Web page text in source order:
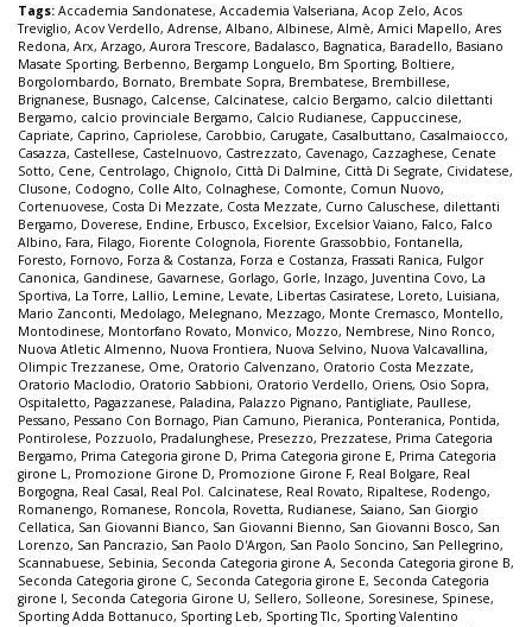
Tags: Accademia Sandonatese, Accademia Valseriana, Acop Zelo, Acos
Treviglio, Acov Verdello, Adrense, Albano, Albinese, Almè, Amici Mapello, Ares
Redona, Arx, Arzago, Aurora Trescore, Badalasco, Bagnatica, Baradello, Basiano
Masate Sporting, Berbenno, Bergamp Longuelo, Bm Sporting, Boltiere,
Borgolombardo, Bornato, Brembate Sopra, Brembatese, Brembillese,
Brignanese, Busnago, Calcense, Calcinatese, calcio Bergamo, calcio dilettanti
Bergamo, calcio provinciale Bergamo, Calcio Rudianese, Cappuccinese,
Capriate, Caprino, Capriolese, Carobbio, Carugate, Casalbuttano, Casalmaiocco,
Casazza, Castellese, Castelnuovo, Castrezzato, Cavenago, Cazzaghese, Cenate
Sotto, Cene, Centrolago, Chignolo, Città Di Dalmine, Città Di Segrate, Cividatese,
Clusone, Codogno, Colle Alto, Colnaghese, Comonte, Comun Nuovo,
Cortenuovese, Costa Di Mezzate, Costa Mezzate, Curno Caluschese, dilettanti
Bergamo, Doverese, Endine, Erbusco, Excelsior, Excelsior Vaiano, Falco, Falco
Albino, Fara, Filago, Fiorente Colognola, Fiorente Grassobbio, Fontanella,
Foresto, Fornovo, Forza & Costanza, Forza e Costanza, Frassati Ranica, Fulgor
Canonica, Gandinese, Gavarnese, Gorlago, Gorle, Inzago, Juventina Covo, La
Sportiva, La Torre, Lallio, Lemine, Levate, Libertas Casiratese, Loreto, Luisiana,
Mario Zanconti, Medolago, Melegnano, Mezzago, Monte Cremasco, Montello,
Montodinese, Montorfano Rovato, Monvico, Mozzo, Nembrese, Nino Ronco,
Nuova Atletic Almenno, Nuova Frontiera, Nuova Selvino, Nuova Valcavallina,
Olimpic Trezzanese, Ome, Oratorio Calvenzano, Oratorio Costa Mezzate,
Oratorio Maclodio, Oratorio Sabbioni, Oratorio Verdello, Oriens, Osio Sopra,
Ospitaletto, Pagazzanese, Paladina, Palazzo Pignano, Pantigliate, Paullese,
Pessano, Pessano Con Bornago, Pian Camuno, Pieranica, Ponteranica, Pontida,
Pontirolese, Pozzuolo, Pradalunghese, Presezzo, Prezzatese, Prima Categoria
Bergamo, Prima Categoria girone D, Prima Categoria girone E, Prima Categoria
girone L , Promozione Girone D, Promozione Girone F, Real Bolgare, Real
Borgogna, Real Casal, Real Pol. Calcinatese, Real Rovato, Ripaltese, Rodengo,
Romanengo, Romanese, Roncola, Rovetta, Rudianese, Saiano, San Giorgio
Cellatica, San Giovanni Bianco, San Giovanni Bienno, San Giovanni Bosco, San
Lorenzo, San Pancrazio, San Paolo D'Argon, San Paolo Soncino, San Pellegrino,
Scannabuese, Sebinia, Seconda Categoria girone A, Seconda Categoria girone B,
Seconda Categoria girone C, Seconda Categoria girone E, Seconda Categoria
girone I, Seconda Categoria Girone U, Sellero, Solleone, Soresinese, Spinese,
Sporting Adda Bottanuco, Sporting Leb, Sporting Tlc, Sporting Valentino